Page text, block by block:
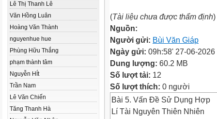
Lê Thị Thanh Lê
Văn Hồng Luân
Hoàng Văn Thành
nguyenhue hue
Phùng Hữu Thắng
phạm thành tâm
Nguyễn HÍt
Trần Nam
Lê Văn Chiến
Tăng Thanh Hà
(Tài liệu chưa được thẩm định)
Nguồn:
Người gửi: Bùi Văn Giáp
Ngày gửi: 09h:58' 27-06-2026
Dung lượng: 60.2 MB
Số lượt tải: 12
Số lượt thích: 0 người
Bài 5. Vấn Đề Sử Dụng Hợp
Lí Tài Nguyên Thiên Nhiên